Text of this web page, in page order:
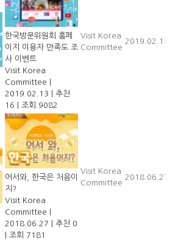
한국방문위원회 홈페
이지 이용자 만족도 조
사 이벤트
Visit Korea
Committee
2019.02.13
추천
16
조회 9082
Visit Korea
Committee
2019.02.13
어서와, 한국은 처음이
지?
Visit Korea
Committee
2018.06.27
추천 0
조회 7181
Visit Korea
Committee
2018.06.27